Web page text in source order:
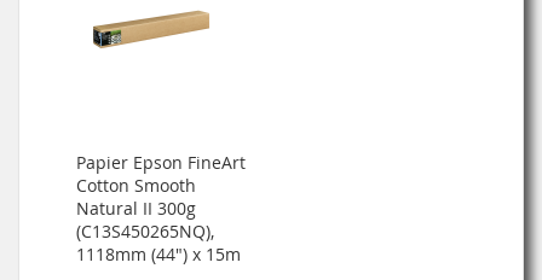
Papier Epson FineArt
Cotton Smooth
Natural II 300g
(C13S450265NQ),
1118mm (44") x 15m